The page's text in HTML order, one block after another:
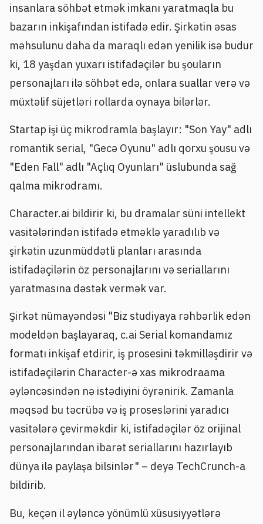
insanlara söhbət etmək imkanı yaratmaqla bu
bazarın inkişafından istifadə edir. Şirkətin əsas
məhsulunu daha da maraqlı edən yenilik isə budur
ki, 18 yaşdan yuxarı istifadəçilər bu şouların
personajları ilə söhbət edə, onlara suallar verə və
müxtəlif süjetləri rollarda oynaya bilərlər.
Startap işi üç mikrodramla başlayır: "Son Yay" adlı
romantik serial, "Gecə Oyunu" adlı qorxu şousu və
"Eden Fall" adlı "Açlıq Oyunları" üslubunda sağ
qalma mikrodramı.
Character.ai bildirir ki, bu dramalar süni intellekt
vasitələrindən istifadə etməklə yaradılıb və
şirkətin uzunmüddətli planları arasında
istifadəçilərin öz personajlarını və seriallarını
yaratmasına dəstək vermək var.
Şirkət nümayəndəsi "Biz studiyaya rəhbərlik edən
modeldən başlayaraq, c.ai Serial komandamız
formatı inkişaf etdirir, iş prosesini təkmilləşdirir və
istifadəçilərin Character-ə xas mikrodraama
əyləncəsindən nə istədiyini öyrənirik. Zamanla
məqsəd bu təcrübə və iş proseslərini yaradıcı
vasitələrə çevirməkdir ki, istifadəçilər öz orijinal
personajlarından ibarət seriallarını hazırlayıb
dünya ilə paylaşa bilsinlər" – deyə TechCrunch-a
bildirib.
Bu, keçən il əyləncə yönümlü xüsusiyyətlərə